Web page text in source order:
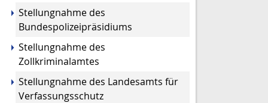
Stellungnahme des
Bundespolizeipräsidiums
Stellungnahme des
Zollkriminalamtes
Stellungnahme des Landesamts für
Verfassungsschutz